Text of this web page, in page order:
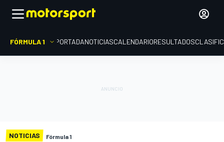
FÓRMULA 1 PORTADANOTICIASCALENDARIORESULTADOS
NOTICIAS Fórmula 1